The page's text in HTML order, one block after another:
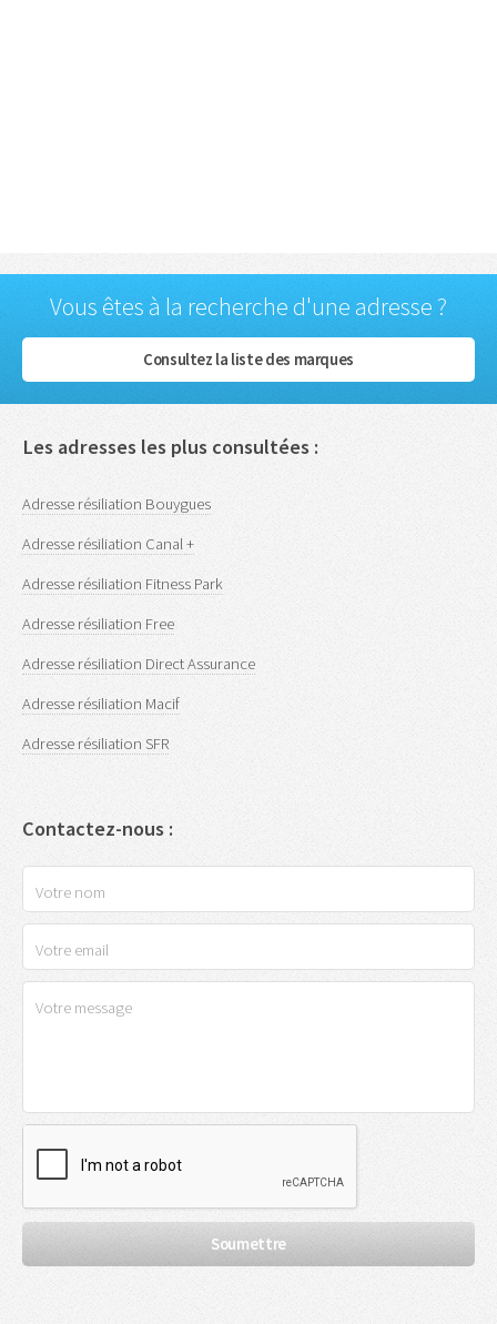
Vous êtes à la recherche d'une adresse ?
Consultez la liste des marques
Les adresses les plus consultées :
Adresse résiliation Bouygues
Adresse résiliation Canal +
Adresse résiliation Fitness Park
Adresse résiliation Free
Adresse résiliation Direct Assurance
Adresse résiliation Macif
Adresse résiliation SFR
Contactez-nous :